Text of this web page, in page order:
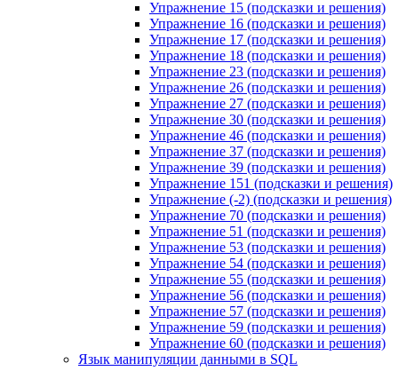
Упражнение 15 (подсказки и решения)
Упражнение 16 (подсказки и решения)
Упражнение 17 (подсказки и решения)
Упражнение 18 (подсказки и решения)
Упражнение 23 (подсказки и решения)
Упражнение 26 (подсказки и решения)
Упражнение 27 (подсказки и решения)
Упражнение 30 (подсказки и решения)
Упражнение 46 (подсказки и решения)
Упражнение 37 (подсказки и решения)
Упражнение 39 (подсказки и решения)
Упражнение 151 (подсказки и решения)
Упражнение (-2) (подсказки и решения)
Упражнение 70 (подсказки и решения)
Упражнение 51 (подсказки и решения)
Упражнение 53 (подсказки и решения)
Упражнение 54 (подсказки и решения)
Упражнение 55 (подсказки и решения)
Упражнение 56 (подсказки и решения)
Упражнение 57 (подсказки и решения)
Упражнение 59 (подсказки и решения)
Упражнение 60 (подсказки и решения)
Язык манипуляции данными в SQL